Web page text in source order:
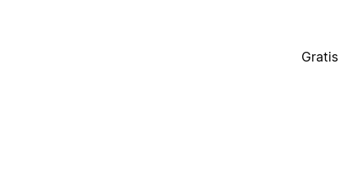
Gratis